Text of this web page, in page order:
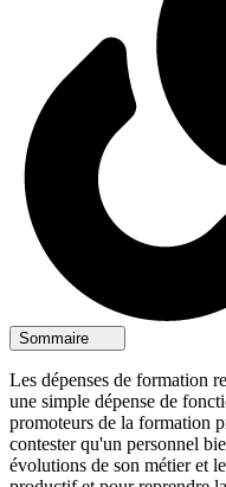
Sommaire
Les dépenses de formation
une simple dépense de
promoteurs de la formation
contester qu'un personnel
évolutions de son métier et